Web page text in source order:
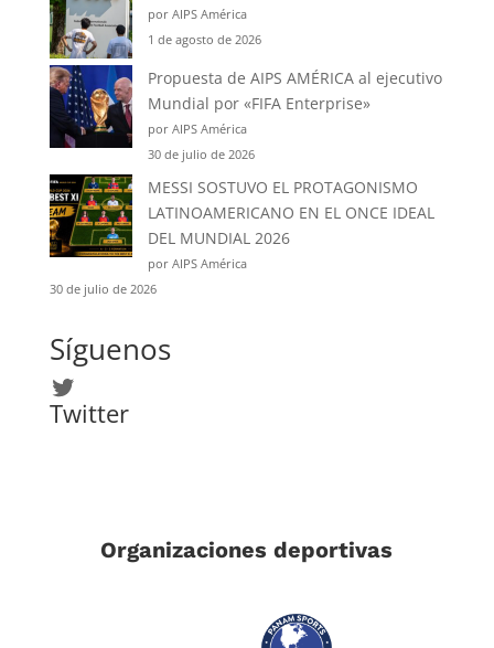
por AIPS América
1 de agosto de 2026
Propuesta de AIPS AMÉRICA al ejecutivo
Mundial por «FIFA Enterprise»
por AIPS América
30 de julio de 2026
MESSI SOSTUVO EL PROTAGONISMO
LATINOAMERICANO EN EL ONCE IDEAL
DEL MUNDIAL 2026
por AIPS América
30 de julio de 2026
Síguenos
Twitter
Twitter
Organizaciones deportivas